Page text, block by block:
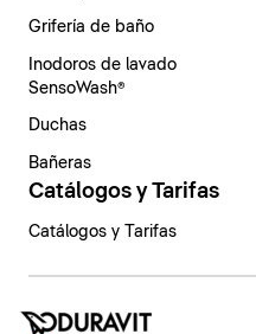
Grifería de baño
Inodoros de lavado
SensoWash®
Duchas
Bañeras
Catálogos y Tarifas
Catálogos y Tarifas